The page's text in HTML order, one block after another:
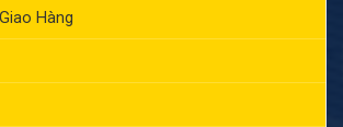
Hàng